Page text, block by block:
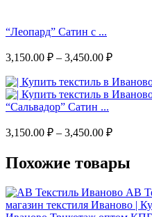
“Леопард” Сатин с ...
3,150.00 ₽ – 3,450.00 ₽
“Сальвадор” Сатин ...
3,150.00 ₽ – 3,450.00 ₽
Похожие товары